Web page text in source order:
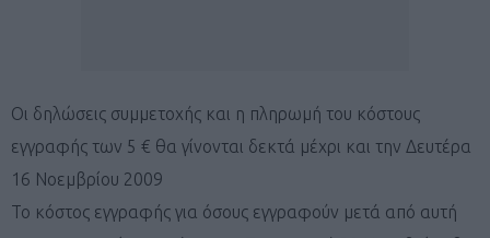
Οι δηλώσεις συμμετοχής και η πληρωμή του κόστους
εγγραφής των 5 € θα γίνονται δεκτά μέχρι και την Δευτέρα
16 Νοεμβρίου 2009
Το κόστος εγγραφής για όσους εγγραφούν μετά από αυτή